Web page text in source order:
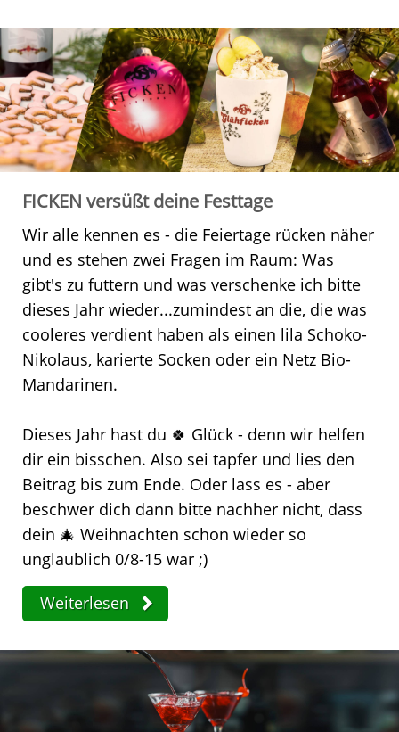
FICKEN versüßt deine Festtage
Wir alle kennen es - die Feiertage rücken näher
und es stehen zwei Fragen im Raum: Was
gibt's zu futtern und was verschenke ich bitte
dieses Jahr wieder...zumindest an die, die was
cooleres verdient haben als einen lila Schoko-
Nikolaus, karierte Socken oder ein Netz Bio-
Mandarinen.
Dieses Jahr hast du 🍀 Glück - denn wir helfen
dir ein bisschen. Also sei tapfer und lies den
Beitrag bis zum Ende. Oder lass es - aber
beschwer dich dann bitte nachher nicht, dass
dein 🎄 Weihnachten schon wieder so
unglaublich 0/8-15 war ;)
Weiterlesen